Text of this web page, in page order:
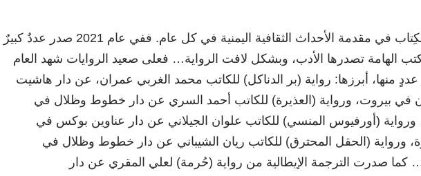
يبرز الكِتاب في مقدمة الأحداث الثقافية اليمنية في كل عام. ففي عام 2021 صدر عددٌ كبيرٌ
الهامة تصدرها الأدب، وبشكل لافت الرواية… فعلى صعيد الروايات شهد العام
منها، أبرزها: رواية (بر الدناكل) للكاتب محمد الغربي عمران، عن دار هاشيت
في بيروت، ورواية (العذيرة) للكاتب أحمد السري عن دار خطوط وظلال في
ورواية (أورفيوس المنسي) للكاتب علوان الجيلاني عن دار عناوين بوكس في
ورواية (الحقل المحترق) للكاتب ريان الشيباني عن دار خطوط وظلال في
كما صدرت الترجمة الإيطالية من رواية (حُرمة) لعلي المقري عن دار